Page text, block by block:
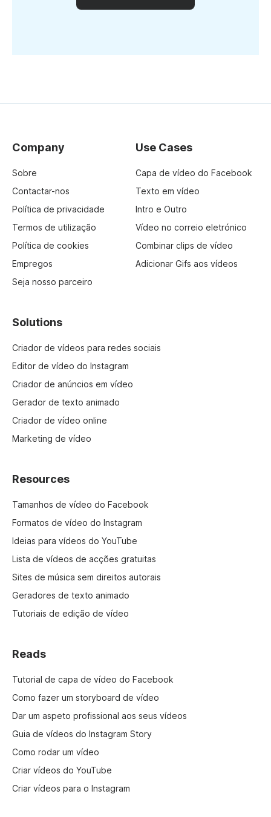
Company
Sobre
Contactar-nos
Política de privacidade
Termos de utilização
Política de cookies
Empregos
Seja nosso parceiro
Use Cases
Capa de vídeo do Facebook
Texto em vídeo
Intro e Outro
Vídeo no correio eletrónico
Combinar clips de vídeo
Adicionar Gifs aos vídeos
Solutions
Criador de vídeos para redes sociais
Editor de vídeo do Instagram
Criador de anúncios em vídeo
Gerador de texto animado
Criador de vídeo online
Marketing de vídeo
Resources
Tamanhos de vídeo do Facebook
Formatos de vídeo do Instagram
Ideias para vídeos do YouTube
Lista de vídeos de acções gratuitas
Sites de música sem direitos autorais
Geradores de texto animado
Tutoriais de edição de vídeo
Reads
Tutorial de capa de vídeo do Facebook
Como fazer um storyboard de vídeo
Dar um aspeto profissional aos seus vídeos
Guia de vídeos do Instagram Story
Como rodar um vídeo
Criar vídeos do YouTube
Criar vídeos para o Instagram